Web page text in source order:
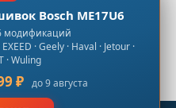
Bosch ME17U6
модификаций
· Geely · Haval · Jetour ·
· Wuling
₽ до 9 августа